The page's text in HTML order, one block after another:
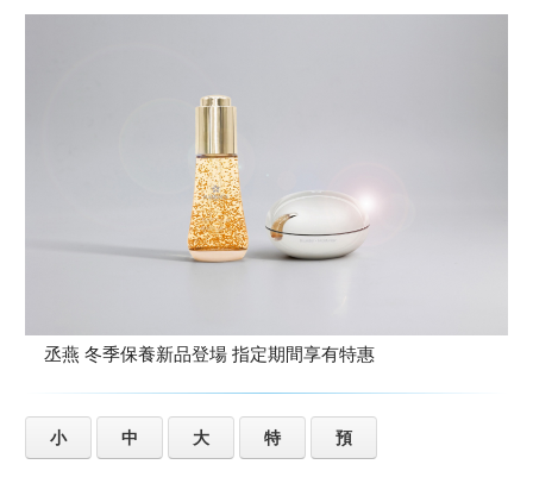
丞燕 冬季保養新品登場 指定期間享有特惠
小 中 大 特 預